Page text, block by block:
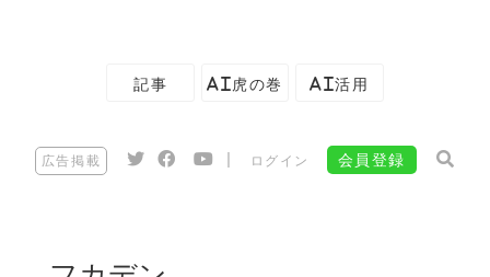
記事 AI虎の巻 AI活用
広告掲載 ログイン 会員登録